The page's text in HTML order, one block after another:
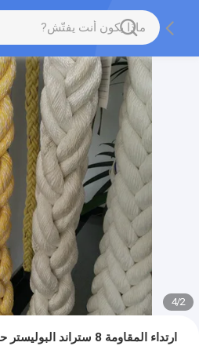
2
/
4
ارتداء المقاومة 8 ستراند